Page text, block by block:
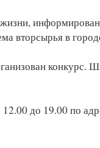
жизни,
вторсырья в
конкурс.
12.00 до 19.00 по